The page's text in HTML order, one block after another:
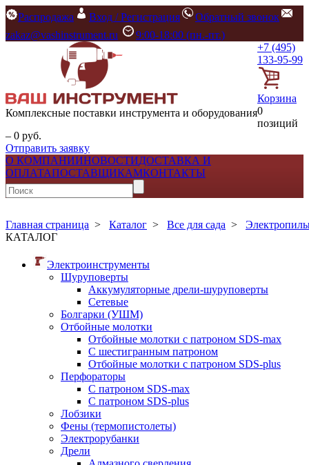
Распродажа Вход / Регистрация
Обратный звонок
zakaz@vashinstrument.ru
9:00-18:00 (пн.-пт.)
Комплексные поставки инструмента и оборудования
+7 (495)
133-95-99
Корзина
0
позиций
– 0 руб.
Отправить заявку
О КОМПАНИИНОВОСТИДОСТАВКА И
ОПЛАТАПОСТАВЩИКАМКОНТАКТЫ
Главная страница > Каталог > Все для сада >
КАТАЛОГ
Электроинструменты
Шуруповерты
Аккумуляторные дрели-шуруповерты
Сетевые
Болгарки (УШМ)
Отбойные молотки
Отбойные молотки с патроном SDS-max
С шестигранным патроном
Отбойные молотки с патроном SDS-plus
Перфораторы
С патроном SDS-max
С патроном SDS-plus
Лобзики
Фены (термопистолеты)
Электрорубанки
Дрели